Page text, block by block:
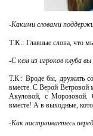
-Какими словами
Т.К.: Главные слова, что
-С кем из игроков клуба
Т.К.: Вроде бы, дружить
вместе. С Верой
Акуловой, с Морозовой.
вместе! А в выходные,
-Как настраиваетесь